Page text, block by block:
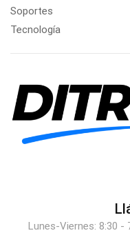
Soportes
Tecnología
Lunes-Viernes: 8:30 -